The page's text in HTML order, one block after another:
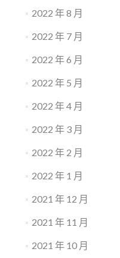
2022 年 8 月
2022 年 7 月
2022 年 6 月
2022 年 5 月
2022 年 4 月
2022 年 3 月
2022 年 2 月
2022 年 1 月
2021 年 12 月
2021 年 11 月
2021 年 10 月